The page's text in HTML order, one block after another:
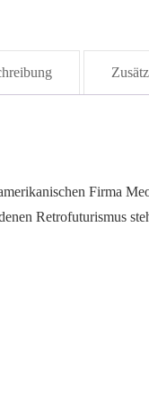
Firma
Retrofuturismus